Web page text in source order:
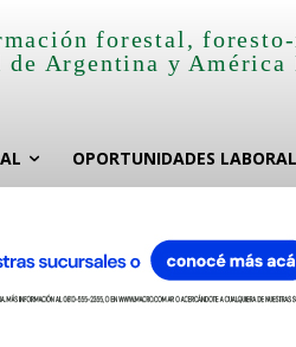
forestal,
de Argentina y América
OPORTUNIDADES